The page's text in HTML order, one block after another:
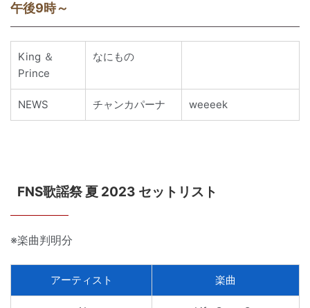
午後9時～
King ＆
Prince
なにもの
NEWS チャンカパーナ weeeek
FNS歌謡祭 夏 2023 セットリスト
※楽曲判明分
アーティスト 楽曲